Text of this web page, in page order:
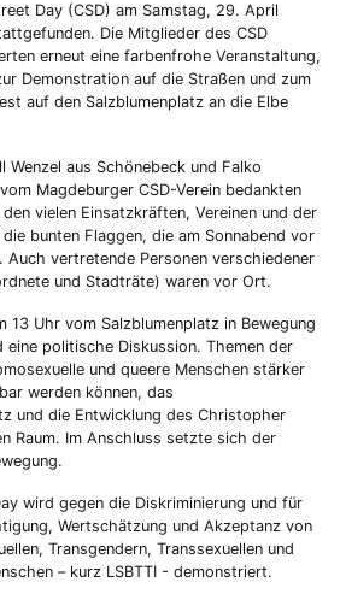
Day (CSD) am Samstag, 29. April
Die Mitglieder des CSD
erneut eine farbenfrohe Veranstaltung,
Demonstration auf die Straßen und zum
auf den Salzblumenplatz an die Elbe
Wenzel aus Schönebeck und Falko
Magdeburger CSD-Verein bedankten
vielen Einsatzkräften, Vereinen und der
bunten Flaggen, die am Sonnabend vor
Auch vertretende Personen verschiedener
und Stadträte) waren vor Ort.
13 Uhr vom Salzblumenplatz in Bewegung
politische Diskussion. Themen der
und queere Menschen stärker
werden können, das
und die Entwicklung des Christopher
Raum. Im Anschluss setzte sich der
wird gegen die Diskriminierung und für
Wertschätzung und Akzeptanz von
Transgendern, Transsexuellen und
– kurz LSBTTI - demonstriert.